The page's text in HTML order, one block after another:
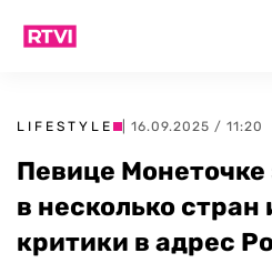
LIFESTYLE | 16.09.2025 / 11:20
Певице
в несколько стран
критики в адрес